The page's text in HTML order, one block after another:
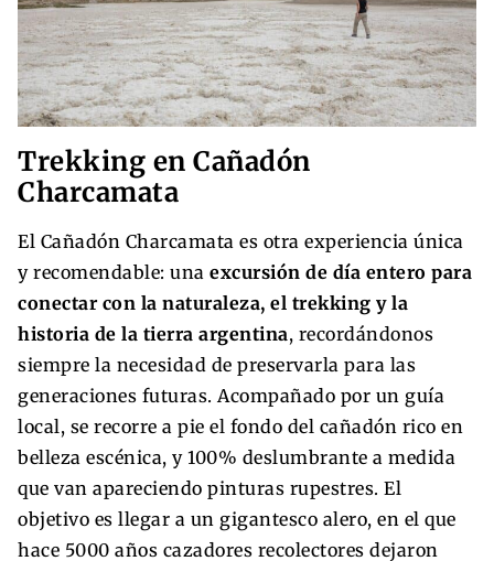
Trekking en Cañadón
Charcamata
El Cañadón Charcamata es otra experiencia única
y recomendable: una excursión de día entero para
conectar con la naturaleza, el trekking y la
historia de la tierra argentina, recordándonos
siempre la necesidad de preservarla para las
generaciones futuras. Acompañado por un guía
local, se recorre a pie el fondo del cañadón rico en
belleza escénica, y 100% deslumbrante a medida
que van apareciendo pinturas rupestres. El
objetivo es llegar a un gigantesco alero, en el que
hace 5000 años cazadores recolectores dejaron